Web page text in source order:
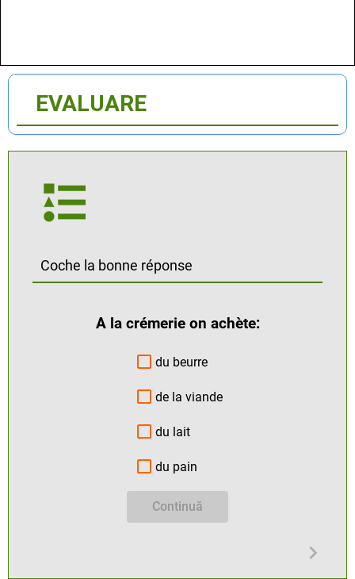
EVALUARE
Coche la bonne réponse
A la crémerie on achète:
du beurre
de la viande
du lait
du pain
Continuă